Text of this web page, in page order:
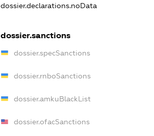
dossier.declarations.noData
dossier.sanctions
dossier.specSanctions
dossier.rnboSanctions
dossier.amkuBlackList
dossier.ofacSanctions